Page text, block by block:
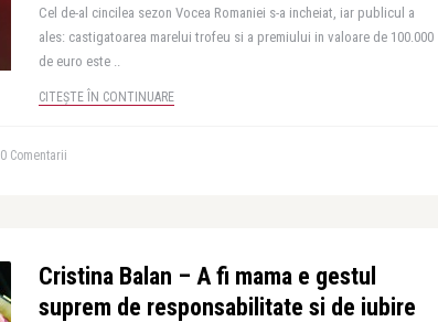
Cel de-al cincilea sezon Vocea Romaniei s-a incheiat, iar publicul a
ales: castigatoarea marelui trofeu si a premiului in valoare de 100.000
de euro este ..
CITEȘTE ÎN CONTINUARE
0 Comentarii
Cristina Balan – A fi mama e gestul
suprem de responsabilitate si de iubire